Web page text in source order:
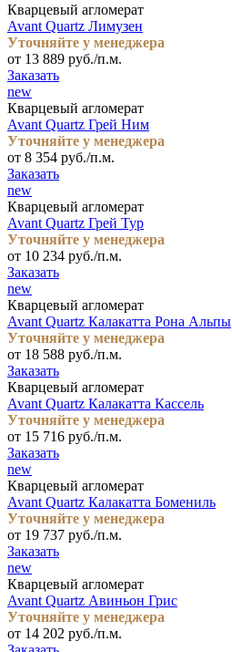
Кварцевый агломерат
Avant Quartz Лимузен
Уточняйте у менеджера
от 13 889 руб./п.м.
Заказать
new
Кварцевый агломерат
Avant Quartz Грей Ним
Уточняйте у менеджера
от 8 354 руб./п.м.
Заказать
new
Кварцевый агломерат
Avant Quartz Грей Тур
Уточняйте у менеджера
от 10 234 руб./п.м.
Заказать
new
Кварцевый агломерат
Avant Quartz Калакатта Рона Альпы
Уточняйте у менеджера
от 18 588 руб./п.м.
Заказать
Кварцевый агломерат
Avant Quartz Калакатта Кассель
Уточняйте у менеджера
от 15 716 руб./п.м.
Заказать
new
Кварцевый агломерат
Avant Quartz Калакатта Бомениль
Уточняйте у менеджера
от 19 737 руб./п.м.
Заказать
new
Кварцевый агломерат
Avant Quartz Авиньон Грис
Уточняйте у менеджера
от 14 202 руб./п.м.